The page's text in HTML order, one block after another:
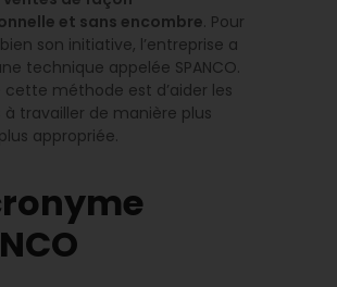
et sans encombre. Pour
son initiative, l’entreprise a
technique appelée SPANCO.
cette méthode est d’aider les
à travailler de manière plus
appropriée.